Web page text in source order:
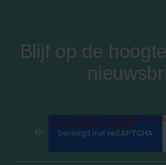
Blijf op de